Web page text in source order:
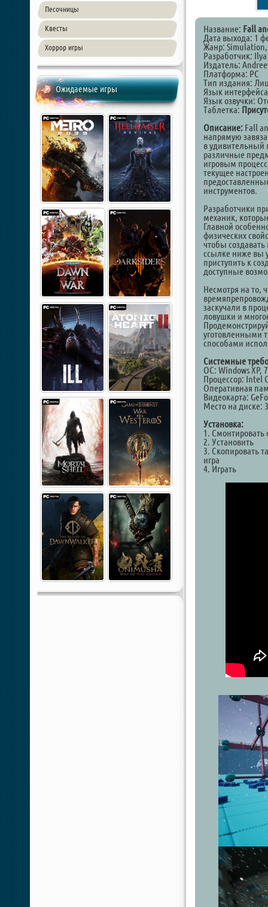
Песочницы
Квесты
Хоррор игры
Ожидаемые игры
Название: Fall
Дата выхода: 1
Жанр: Simulation,
Разработчик:
Издатель:
Платформа: PC
Тип издания:
Язык
Язык озвучки:
Таблетка:
Описание: Fall
напрямую
в удивительный
различные
игровым
текущее
инструментов.
Разработчики
механик,
Главной
физических
чтобы
ссылке ниже вы
приступить к
доступные
Несмотря на то,
заскучали в
ловушки и
уготовленными
способами
Системные
ОС: Windows XP,
Процессор: Intel
Оперативная
Видеокарта:
Место на диске:
Установка:
1. Смонтировать
2. Установить
3. Скопировать
игра
4. Играть